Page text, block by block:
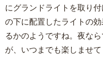
にグランドライトを取り
の下に配置したライトの
るかのようですね。夜な
が、いつまでも楽しませて